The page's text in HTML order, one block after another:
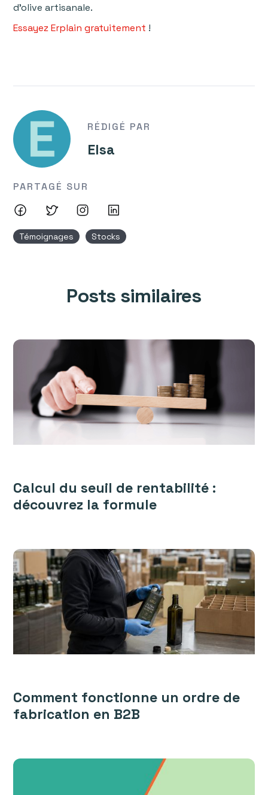
d'olive artisanale.
Essayez Erplain gratuitement !
RÉDIGÉ PAR
Elsa
PARTAGÉ SUR
Témoignages Stocks
Posts similaires
Calcul du seuil de rentabilité :
découvrez la formule
Comment fonctionne un ordre de
fabrication en B2B